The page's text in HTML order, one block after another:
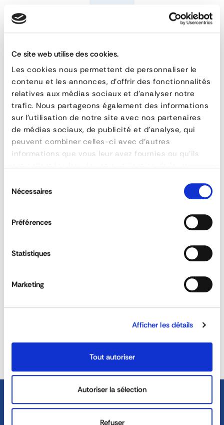
Ce site web utilise des cookies.
Les cookies nous permettent de personnaliser le
contenu et les annonces, d'offrir des fonctionnalités
relatives aux médias sociaux et d'analyser notre
trafic. Nous partageons également des informations
sur l'utilisation de notre site avec nos partenaires
de médias sociaux, de publicité et d'analyse, qui
peuvent combiner celles-ci avec d'autres
informations que vous leur avez fournies ou qu'ils
duNécessaires
Préférences
Statistiques
Marketing
Afficher les détails
Tout autoriser
Autoriser la sélection
Refuser
Indicator
DUSTITE
FEATURES
reference121-8001-32
poids0,020 kg
diamètre32 mm
Does the equipment comply with the
various standards?
Do the extinguishers comply with the NF
standard?
Is the eco-tax declared on the
extinguishers?
Are the fire extinguisher boxes approved for
DIN standards?